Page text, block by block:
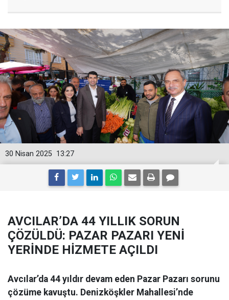
13:27
30 Nisan 2025
AVCILAR’DA 44 YILLIK SORUN
ÇÖZÜLDÜ: PAZAR PAZARI YENİ
YERİNDE HİZMETE AÇILDI
Avcılar’da 44 yıldır devam eden Pazar Pazarı sorunu
çözüme kavuştu. Denizköşkler Mahallesi’nde